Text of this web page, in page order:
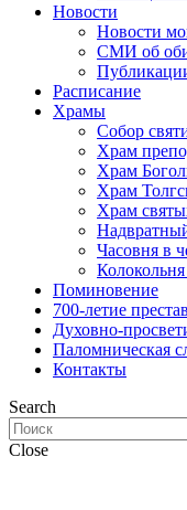
Новости
Новости
СМИ об
Расписание
Храмы
Собор
Храм
Храм
Храм
Храм
Часовня в
Поминовение
700-летие
Духовно-
Паломническая
Контакты
Search
Close